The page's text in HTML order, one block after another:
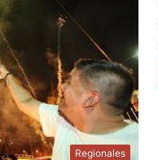
Regionales